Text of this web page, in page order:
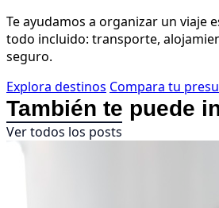
Te ayudamos a organizar un viaje
todo incluido: transporte,
seguro.
Explora destinos Compara tu
También te puede
Ver todos los posts